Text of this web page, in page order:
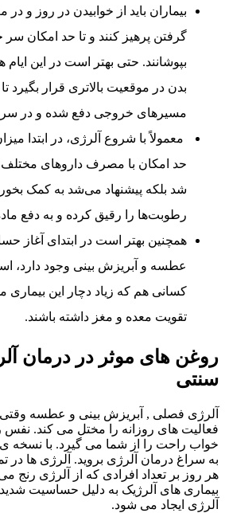
بیماران باید از خوابیدن در روز و
گرفتن پرهیز کنند و تا حد امکان
بپوشانند. حتی بهتر است در این
بدن در موقعیت بالاتری قرار بگیرد
مسیرهای خروجی دفع شده و در سر
معمولاً با شروع آلرژی، در ابتدا
حد امکان با مصرف داروهای مختلف
شد بلکه پیشنهاد می‌شد به کمک بخور
رطوبت‌ها را رقیق کرده و به دفع
همچنین بهتر است در ابتدای آغاز
عطسه و آبریزش بینی وجود دارد،
کسانی هم که زیاد دچار این
تقویت معده و مغز داشته باشند.
روغن های موثر در درمان
سنتی
آلرژی فصلی , آبریزش بینی و عطسه وقتی
فعالیت های روزانه را مختل می کند.
خواب راحت را از شما می گیرد. با نسخه ی
به سراغ درمان آلرژی بروید. آلرژی ها در
هر روز بر تعداد افرادی که از آلرژی رنج
بیماری های آلرژیک به دلیل حساسیت
آلرژی ایجاد می شود.